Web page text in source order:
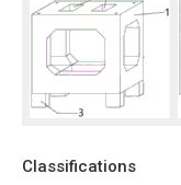
Classifications